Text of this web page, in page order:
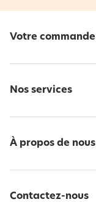
Votre commande
Nos services
À propos de nous
Contactez-nous